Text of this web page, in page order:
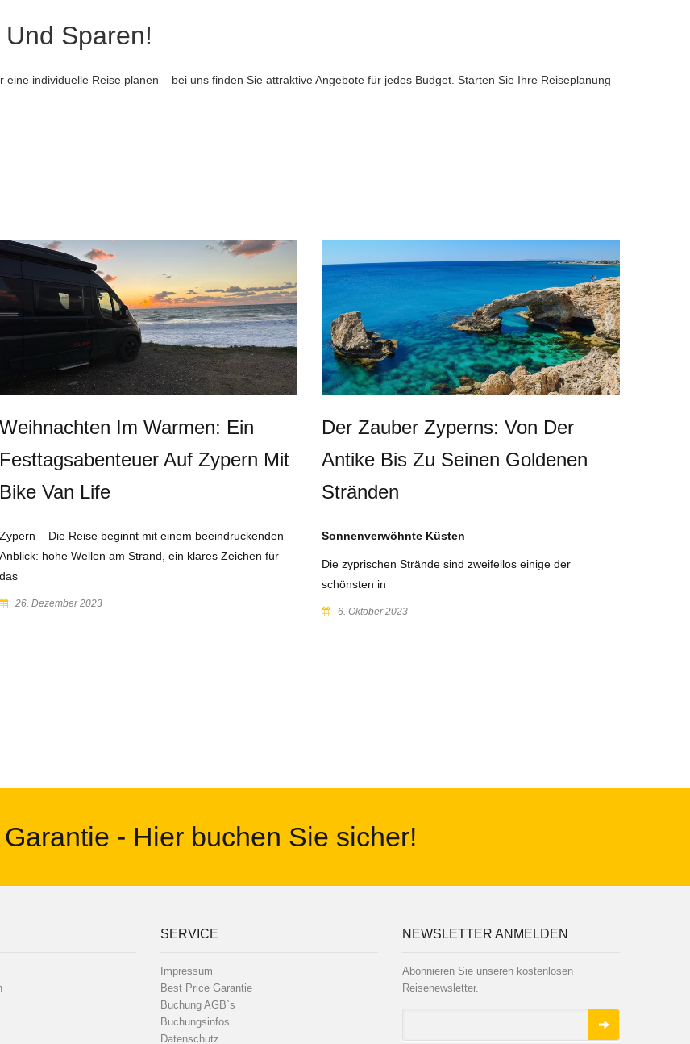
Sparen!
individuelle Reise planen – bei uns finden Sie attraktive Angebote für jedes Budget. Starten Sie Ihre Reiseplanung
Weihnachten Im Warmen: Ein
Festtagsabenteuer Auf Zypern Mit
Bike Van Life
Zypern – Die Reise beginnt mit einem beeindruckenden
Anblick: hohe Wellen am Strand, ein klares Zeichen für
das
26. Dezember 2023
Der Zauber Zyperns: Von Der
Antike Bis Zu Seinen Goldenen
Stränden
Sonnenverwöhnte Küsten
Die zyprischen Strände sind zweifellos einige der
schönsten in
6. Oktober 2023
- Hier buchen Sie sicher!
SERVICE
Impressum
Best Price Garantie
Buchung AGB`s
Buchungsinfos
Datenschutz
NEWSLETTER ANMELDEN
Abonnieren Sie unseren kostenlosen
Reisenewsletter.